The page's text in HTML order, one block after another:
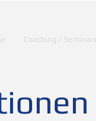
Coaching /